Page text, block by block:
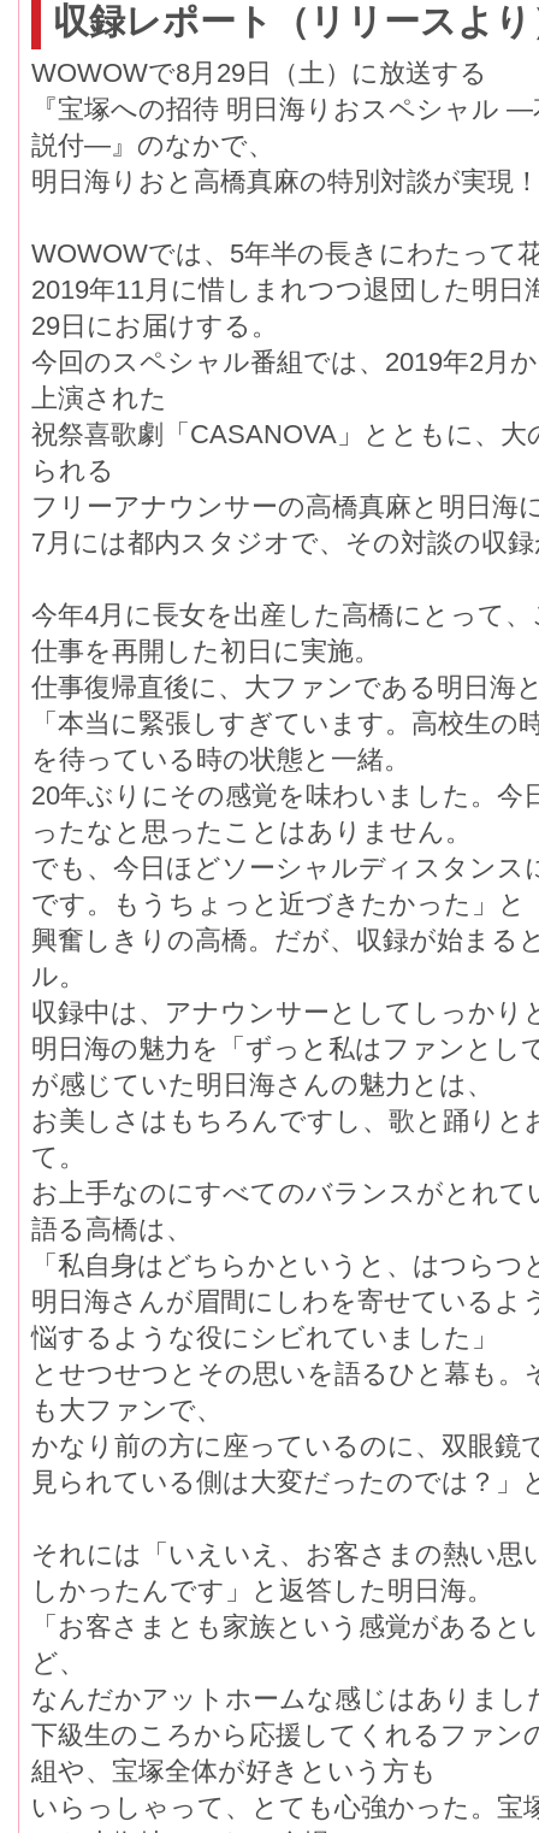
収録レポート（リリースより
WOWOWで8月29日（土）に放送する
『宝塚への招待 明⽇海りおスペシャル
説付―』のなかで、
明日海りおと高橋真麻の特別対談が実現！
WOWOWでは、5年半の長きにわたって
2019年11月に惜しまれつつ退団した明
29日にお届けする。
今回のスペシャル番組では、2019年2月
上演された
祝祭喜歌劇「CASANOVA」とともに、
られる
フリーアナウンサーの高橋真麻と明日海
7月には都内スタジオで、その対談の収
今年4月に長女を出産した高橋にとって
仕事を再開した初日に実施。
仕事復帰直後に、大ファンである明日海
「本当に緊張しすぎています。高校生の
を待っている時の状態と一緒。
20年ぶりにその感覚を味わいました。今
ったなと思ったことはありません。
でも、今日ほどソーシャルディスタン
です。もうちょっと近づきたかった」と
興奮しきりの高橋。だが、収録が始まる
ル。
収録中は、アナウンサーとしてしっかり
明日海の魅力を「ずっと私はファンとし
が感じていた明日海さんの魅力とは、
お美しさはもちろんですし、歌と踊りと
て。
お上手なのにすべてのバランスがとれ
語る高橋は、
「私自身はどちらかというと、はつらつ
明日海さんが眉間にしわを寄せているよ
悩するような役にシビれていました」
とせつせつとその思いを語るひと幕も。
も大ファンで、
かなり前の方に座っているのに、双眼鏡
見られている側は大変だったのでは？」
それには「いえいえ、お客さまの熱い思
しかったんです」と返答した明日海。
「お客さまとも家族という感覚がある
ど、
なんだかアットホームな感じはありま
下級生のころから応援してくれるファン
組や、宝塚全体が好きという方も
いらっしゃって、とても心強かった。宝